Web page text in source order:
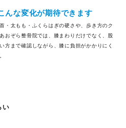
んな変化が期待できます
・太もも・ふくらはぎの硬さや、歩き方のク
おぞら整骨院では、膝まわりだけでなく、股
方まで確認しながら、膝に負担がかかりにく
い